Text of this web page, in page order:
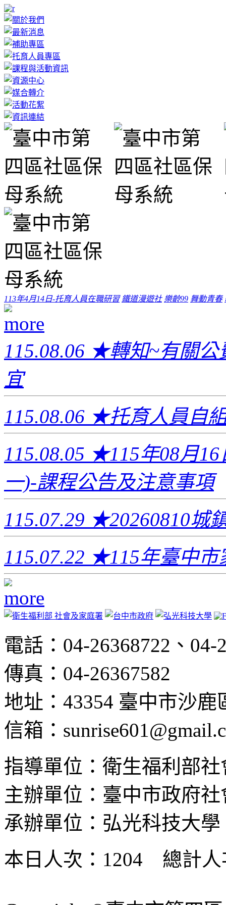
113年4月14日-托育人員在職研習 鐵道漫遊社 樂齡99 舞動青春
115.08.06 ★轉知~有關公
宜
115.08.06 ★托育人員自
115.08.05 ★115年08月
一)-課程公告及注意事項
115.07.29 ★20260810城
115.07.22 ★115年臺中市
電話：04-26368722、04-
傳真：04-26367582
地址：43354 臺中市沙鹿
信箱：
指導單位：衛生福利部
主辦單位：臺中市政府社
承辦單位：弘光科技大學
本日人次：1204 總計人